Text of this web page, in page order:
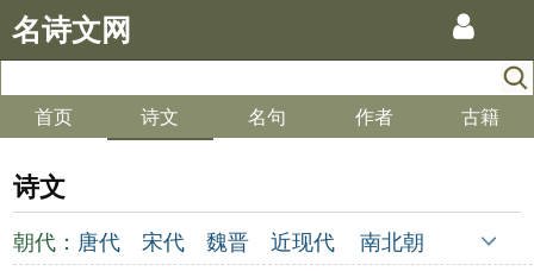
名诗文网
首页 诗文 名句 作者 古籍
诗文
朝代： 唐代 宋代 魏晋 近现代
南北朝